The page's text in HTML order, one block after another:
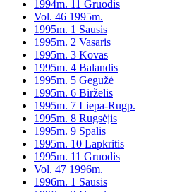
1994m. 11 Gruodis
Vol. 46 1995m.
1995m. 1 Sausis
1995m. 2 Vasaris
1995m. 3 Kovas
1995m. 4 Balandis
1995m. 5 Gegužė
1995m. 6 Birželis
1995m. 7 Liepa-Rugp.
1995m. 8 Rugsėjis
1995m. 9 Spalis
1995m. 10 Lapkritis
1995m. 11 Gruodis
Vol. 47 1996m.
1996m. 1 Sausis